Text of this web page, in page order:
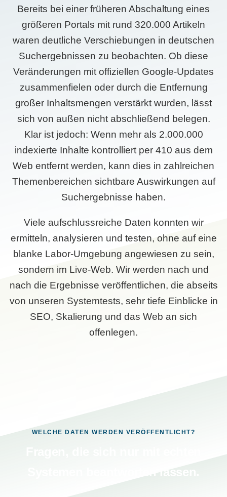
Bereits bei einer früheren Abschaltung eines
größeren Portals mit rund 320.000 Artikeln
waren deutliche Verschiebungen in deutschen
Suchergebnissen zu beobachten. Ob diese
Veränderungen mit offiziellen Google-Updates
zusammenfielen oder durch die Entfernung
großer Inhaltsmengen verstärkt wurden, lässt
sich von außen nicht abschließend belegen.
Klar ist jedoch: Wenn mehr als 2.000.000
indexierte Inhalte kontrolliert per 410 aus dem
Web entfernt werden, kann dies in zahlreichen
Themenbereichen sichtbare Auswirkungen auf
Suchergebnisse haben.
Viele aufschlussreiche Daten konnten wir
ermitteln, analysieren und testen, ohne auf eine
blanke Labor-Umgebung angewiesen zu sein,
sondern im Live-Web. Wir werden nach und
nach die Ergebnisse veröffentlichen, die abseits
von unseren Systemtests, sehr tiefe Einblicke in
SEO, Skalierung und das Web an sich
offenlegen.
WELCHE DATEN WERDEN VERÖFFENTLICHT?